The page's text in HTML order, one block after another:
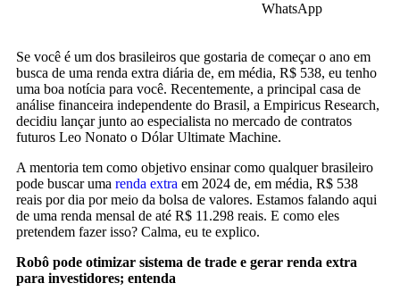
WhatsApp
Se você é um dos brasileiros que gostaria de começar o ano em
busca de uma renda extra diária de, em média, R$ 538, eu tenho
uma boa notícia para você. Recentemente, a principal casa de
análise financeira independente do Brasil, a Empiricus Research,
decidiu lançar junto ao especialista no mercado de contratos
futuros Leo Nonato o Dólar Ultimate Machine.
A mentoria tem como objetivo ensinar como qualquer brasileiro
pode buscar uma renda extra em 2024 de, em média, R$ 538
reais por dia por meio da bolsa de valores. Estamos falando aqui
de uma renda mensal de até R$ 11.298 reais. E como eles
pretendem fazer isso? Calma, eu te explico.
Robô pode otimizar sistema de trade e gerar renda extra
para investidores; entenda